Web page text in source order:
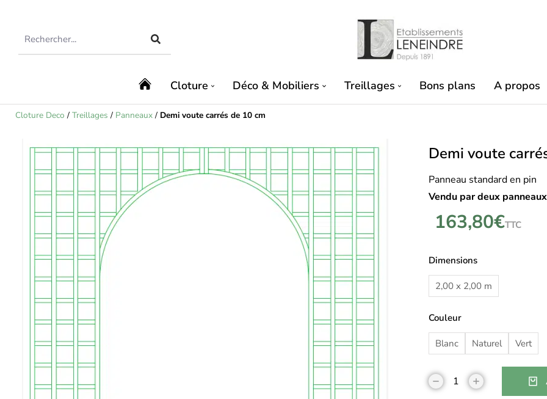
Cloture Déco & Mobiliers Treillages Bons plans A propos
Cloture Deco / Treillages / Panneaux/ Demi voute carrés de 10 cm
Demi voute
Panneau standard en pin
Vendu par deux
163,80€TTC
Dimensions
2,00 x 2,00 m
Couleur
Blanc Naturel Vert